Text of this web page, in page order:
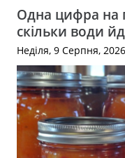
Одна цифра на
скільки води
Неділя, 9 Серпня, 2026